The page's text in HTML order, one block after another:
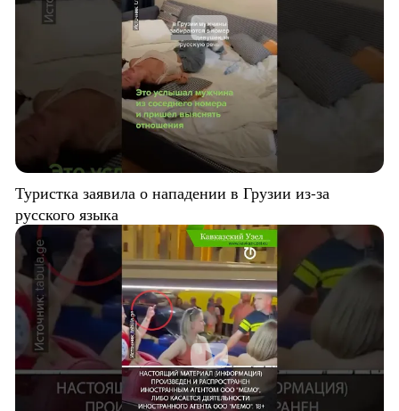
Туристка заявила о нападении в Грузии из-за
русского языка